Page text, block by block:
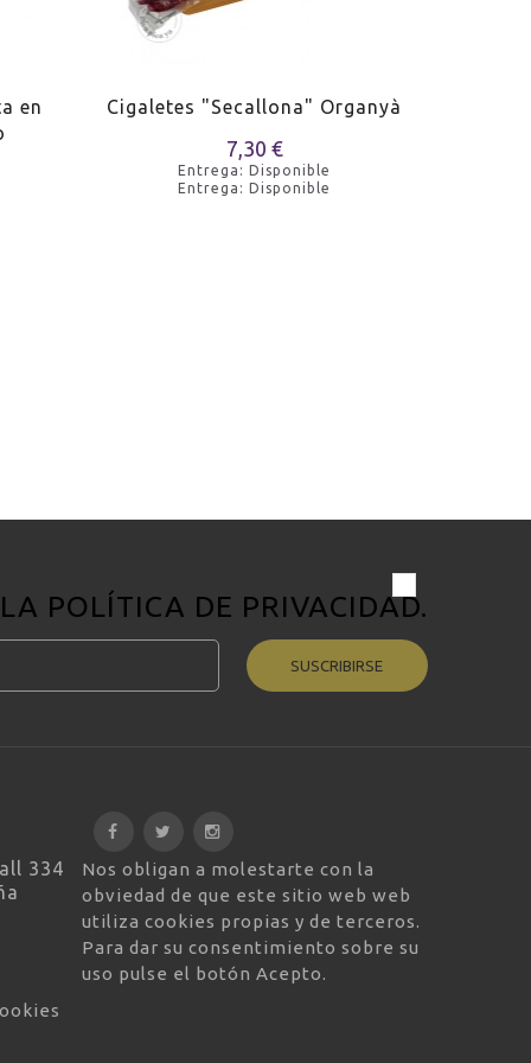
en
Cigaletes "Secallona" Organyà
7,30 €
Entrega: Disponible
Entrega: Disponible
POLÍTICA DE PRIVACIDAD.
SUSCRIBIRSE
334
Nos obligan a molestarte con la
obviedad de que este sitio web web
utiliza cookies propias y de terceros.
Para dar su consentimiento sobre su
uso pulse el botón Acepto.